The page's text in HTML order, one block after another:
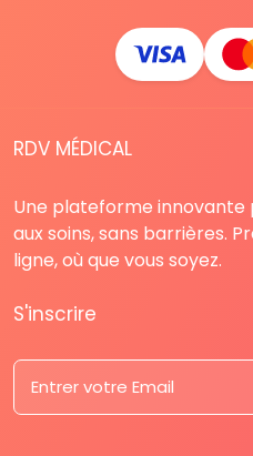
RDV MÉDICAL
Une plateforme
aux soins, sans barrières.
ligne, où que vous soyez.
S'inscrire